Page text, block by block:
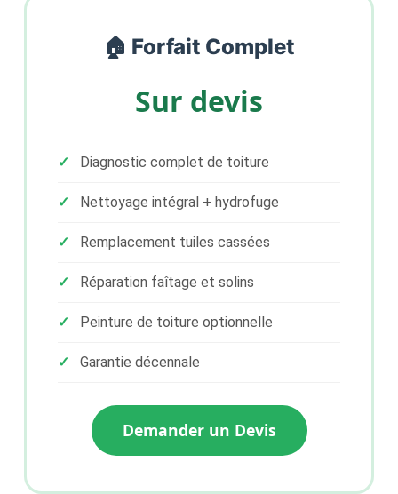
🏠 Forfait Complet
Sur devis
Diagnostic complet de toiture
Nettoyage intégral + hydrofuge
Remplacement tuiles cassées
Réparation faîtage et solins
Peinture de toiture optionnelle
Garantie décennale
Demander un Devis